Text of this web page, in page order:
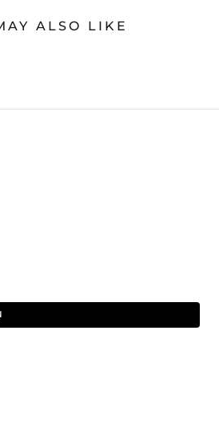
ALSO LIKE